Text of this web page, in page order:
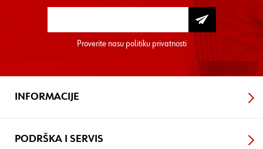
Proverite nasu politiku privatnosti
INFORMACIJE
PODRŠKA I SERVIS